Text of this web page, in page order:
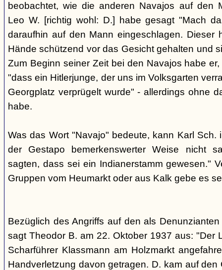
beobachtet, wie die anderen Navajos auf den
Leo W. [richtig wohl: D.] habe gesagt "Mach
daraufhin auf den Mann eingeschlagen. Dieser
Hände schützend vor das Gesicht gehalten und
Zum Beginn seiner Zeit bei den Navajos habe
"dass ein Hitlerjunge, der uns im Volksgarten
Georgplatz verprügelt wurde" - allerdings ohne
habe.
Was das Wort "Navajo" bedeute, kann Karl Sch.
der Gestapo bemerkenswerter Weise nicht
sagten, dass sei ein Indianerstamm gewesen."
Gruppen vom Heumarkt oder aus Kalk gebe es
Bezüglich des Angriffs auf den als
sagt Theodor B. am 22. Oktober 1937 aus: "Der
Scharführer Klassmann am Holzmarkt
Handverletzung davon getragen. D. kam auf den